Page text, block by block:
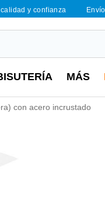
calidad y confianza
MÁS
con acero incrustado